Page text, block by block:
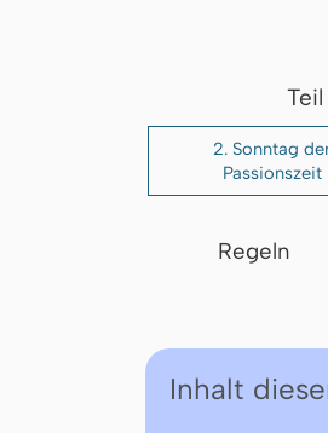
2. Sonntag
Passionszeit
Regeln
Inhalt